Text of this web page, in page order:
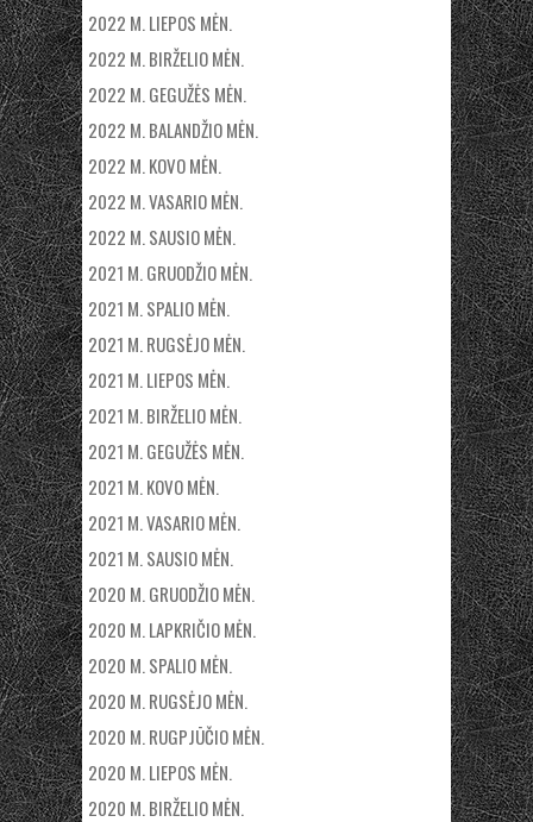
2022 M. LIEPOS MĖN.
2022 M. BIRŽELIO MĖN.
2022 M. GEGUŽĖS MĖN.
2022 M. BALANDŽIO MĖN.
2022 M. KOVO MĖN.
2022 M. VASARIO MĖN.
2022 M. SAUSIO MĖN.
2021 M. GRUODŽIO MĖN.
2021 M. SPALIO MĖN.
2021 M. RUGSĖJO MĖN.
2021 M. LIEPOS MĖN.
2021 M. BIRŽELIO MĖN.
2021 M. GEGUŽĖS MĖN.
2021 M. KOVO MĖN.
2021 M. VASARIO MĖN.
2021 M. SAUSIO MĖN.
2020 M. GRUODŽIO MĖN.
2020 M. LAPKRIČIO MĖN.
2020 M. SPALIO MĖN.
2020 M. RUGSĖJO MĖN.
2020 M. RUGPJŪČIO MĖN.
2020 M. LIEPOS MĖN.
2020 M. BIRŽELIO MĖN.